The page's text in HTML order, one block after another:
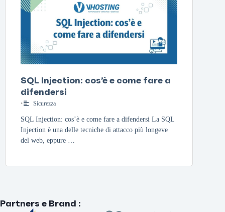
SQL Injection: cos’è e come fare a
difendersi
• Sicurezza
SQL Injection: cos’è e come fare a difendersi La SQL
Injection è una delle tecniche di attacco più longeve
del web, eppure …
Partners e Brand :